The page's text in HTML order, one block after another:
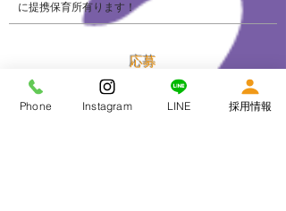
に提携保育所有ります！
応募
お電話でのご応募も可能です｡ 株式会社 フラップ
TEL：080-4939-8080
Phone Instagram LINE 採用情報